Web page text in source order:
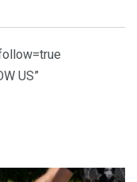
US”